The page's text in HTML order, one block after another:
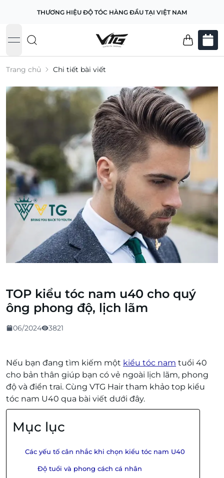
THƯƠNG HIỆU ĐỘ TÓC HÀNG ĐẦU TẠI VIỆT NAM
open navigation menu
Trang chủ Chi tiết bài viết
TOP kiểu tóc nam u40 cho quý
ông phong độ, lịch lãm
06/2024 3821
Nếu bạn đang tìm kiếm một kiểu tóc nam tuổi 40
cho bản thân giúp bạn có vẻ ngoài lịch lãm, phong
độ và điển trai. Cùng VTG Hair tham khảo top kiểu
tóc nam U40 qua bài viết dưới đây.
Mục lục
Các yếu tố cân nhắc khi chọn kiểu tóc nam U40
Độ tuổi và phong cách cá nhân